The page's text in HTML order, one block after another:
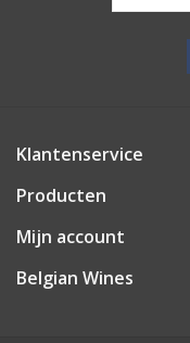
Klantenservice
Producten
Mijn account
Belgian Wines